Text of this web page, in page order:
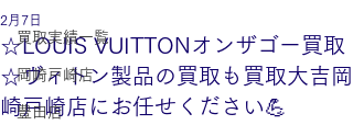
買取実績一覧
岡崎戸崎店
豊田店
☆LOUIS VUITTONオンザゴー買取
☆ヴィトン製品の買取も買取大吉岡
崎戸崎店にお任せください💪
2月7日